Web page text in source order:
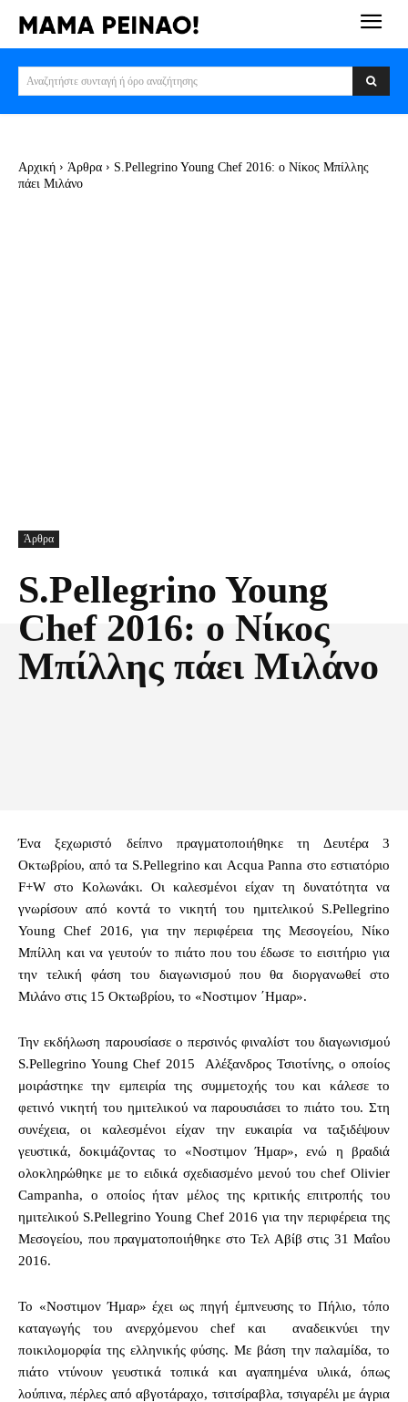
Αναζητήστε συνταγή ή όρο αναζήτησης
Αρχική Άρθρα
S.Pellegrino Young Chef 2016: ο Νίκος Μπίλλης
πάει Μιλάνο
Άρθρα
S.Pellegrino Young
Chef 2016: ο Νίκος
Μπίλλης πάει Μιλάνο
Ένα ξεχωριστό δείπνο πραγματοποιήθηκε τη Δευτέρα 3
Οκτωβρίου, από τα S.Pellegrino και Acqua Panna στο εστιατόριο
F+W στο Κολωνάκι. Οι καλεσμένοι είχαν τη δυνατότητα να
γνωρίσουν από κοντά το νικητή του ημιτελικού S.Pellegrino
Young Chef 2016, για την περιφέρεια της Μεσογείου, Νίκο
Μπίλλη και να γευτούν το πιάτο που του έδωσε το εισιτήριο για
την τελική φάση του διαγωνισμού που θα διοργανωθεί στο
Μιλάνο στις 15 Οκτωβρίου, το «Νοστιμον ΄Ημαρ».
Την εκδήλωση παρουσίασε ο περσινός φιναλίστ του διαγωνισμού
S.Pellegrino Young Chef 2015 Αλέξανδρος Τσιοτίνης, ο οποίος
μοιράστηκε την εμπειρία της συμμετοχής του και κάλεσε το
φετινό νικητή του ημιτελικού να παρουσιάσει το πιάτο του. Στη
συνέχεια, οι καλεσμένοι είχαν την ευκαιρία να ταξιδέψουν
γευστικά, δοκιμάζοντας το «Νοστιμον Ήμαρ», ενώ η βραδιά
ολοκληρώθηκε με το ειδικά σχεδιασμένο μενού του chef Olivier
Campanha, o οποίος ήταν μέλος της κριτικής επιτροπής του
ημιτελικού S.Pellegrino Young Chef 2016 για την περιφέρεια της
Μεσογείου, που πραγματοποιήθηκε στο Τελ Αβίβ στις 31 Μαΐου
2016.
Το «Νοστιμον Ήμαρ» έχει ως πηγή έμπνευσης το Πήλιο, τόπο
καταγωγής του ανερχόμενου chef και αναδεικνύει την
ποικιλομορφία της ελληνικής φύσης. Με βάση την παλαμίδα, το
πιάτο ντύνουν γευστικά τοπικά και αγαπημένα υλικά, όπως
λούπινα, πέρλες από αβγοτάραχο, τσιτσίραβλα, τσιγαρέλι με άγρια